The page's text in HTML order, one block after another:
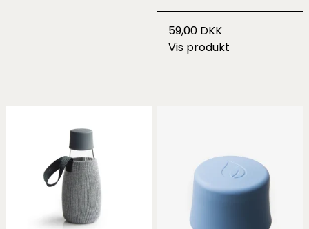
59,00 DKK
Vis produkt